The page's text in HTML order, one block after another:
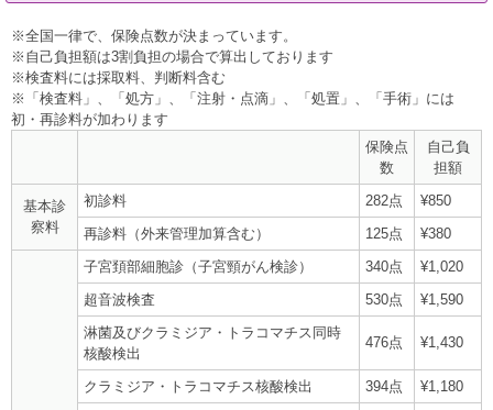
※全国一律で、保険点数が決まっています。
※自己負担額は3割負担の場合で算出しております
※検査料には採取料、判断料含む
※「検査料」、「処方」、「注射・点滴」、「処置」、「手術」には
初・再診料が加わります
保険点
数
自己負
担額
基本診
察料
初診料 282点
¥850
再診料（外来管理加算含む）
125点 ¥380
子宮頚部細胞診（子宮頸がん検診） 340点
¥1,020
超音波検査
530点
¥1,590
淋菌及びクラミジア・トラコマチス同時
核酸検出
476点 ¥1,430
クラミジア・トラコマチス核酸検出 394点
¥1,180